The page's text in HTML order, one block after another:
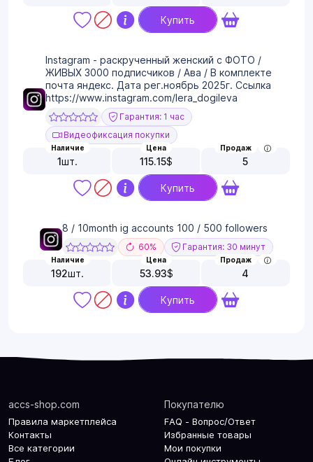
Купить
Instagram - раскрученный женский с ФОТО /
ЖИВЫХ 3000 подписчиков / Ава / В комплекте
почта яндекс. Дата рег.ноябрь 2025г. Ссылка
https://www.instagram.com/lera_dogileva
Гарантия: 1 час
Видеофиксация покупки
Наличие
1шт.
Цена
115.15$
Продаж
5
Купить
8 / 10month ig accounts 100 / 500 followers
60% Гарантия: 30 минут
Наличие
192шт.
Цена
53.93$
Продаж
4
Купить
accs-shop.com
Правила маркетплейса
Контакты
Все категории
Покупателю
FAQ - Вопрос/Ответ
Избранные товары
Мои покупки